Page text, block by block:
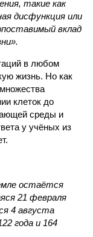
такие как
дисфункция или
вклад
в любом
жизнь. Но как
клеток до
среды и
у учёных из
остаётся
21 февраля
4 августа
года и 164